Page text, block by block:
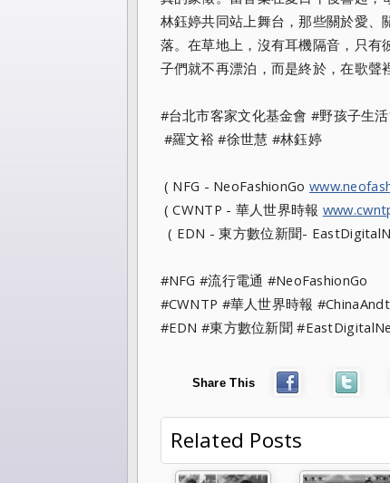
林鈺婷共同站上舞台，那些關於愛、
落。在草地上，沒有耳機隔音，只
子們就不再漂泊，而是終於，在歌聲
#台北市客家文化基金會 #野孩子生
#羅文裕 #徐世慧 #林鈺婷
( NFG - NeoFashionGo
( CWNTP - 華人世界時報
( EDN - 東方數位新聞-
#NFG #流行電通 #NeoFashionGo
#CWNTP #華人世界時報
#EDN #東方數位新聞
Share This
Related Posts